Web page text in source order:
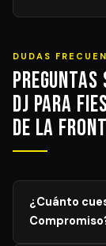
DUDAS
Preguntas
DJ para
de la
¿Cuánto